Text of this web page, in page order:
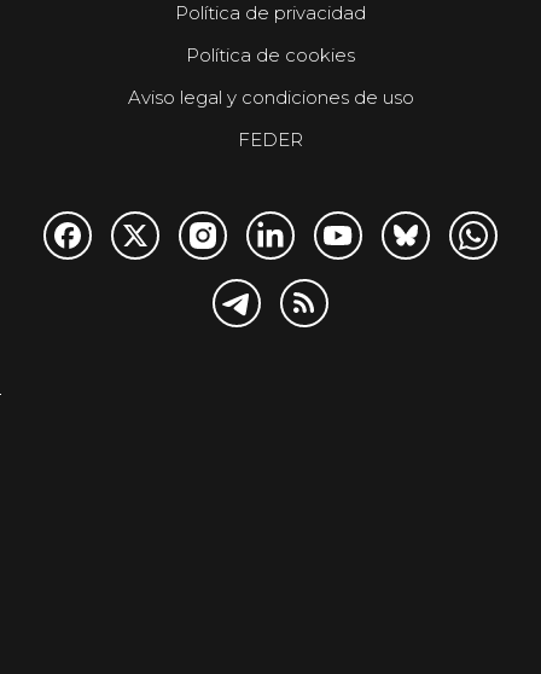
Política de privacidad
Política de cookies
Aviso legal y condiciones de uso
FEDER